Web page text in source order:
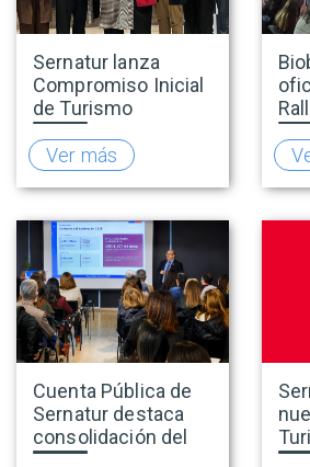
Sernatur lanza
Compromiso Inicial
de Turismo
Accesible para
promover una
oferta turística más
inclusiva
Ver más
Cuenta Pública de
Sernatur destaca
consolidación del
turismo en 2025 y